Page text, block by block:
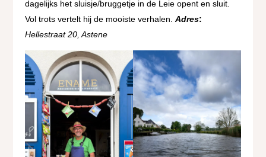
dagelijks het sluisje/bruggetje in de Leie opent en sluit.
Vol trots vertelt hij de mooiste verhalen.Adres:
Hellestraat 20, Astene